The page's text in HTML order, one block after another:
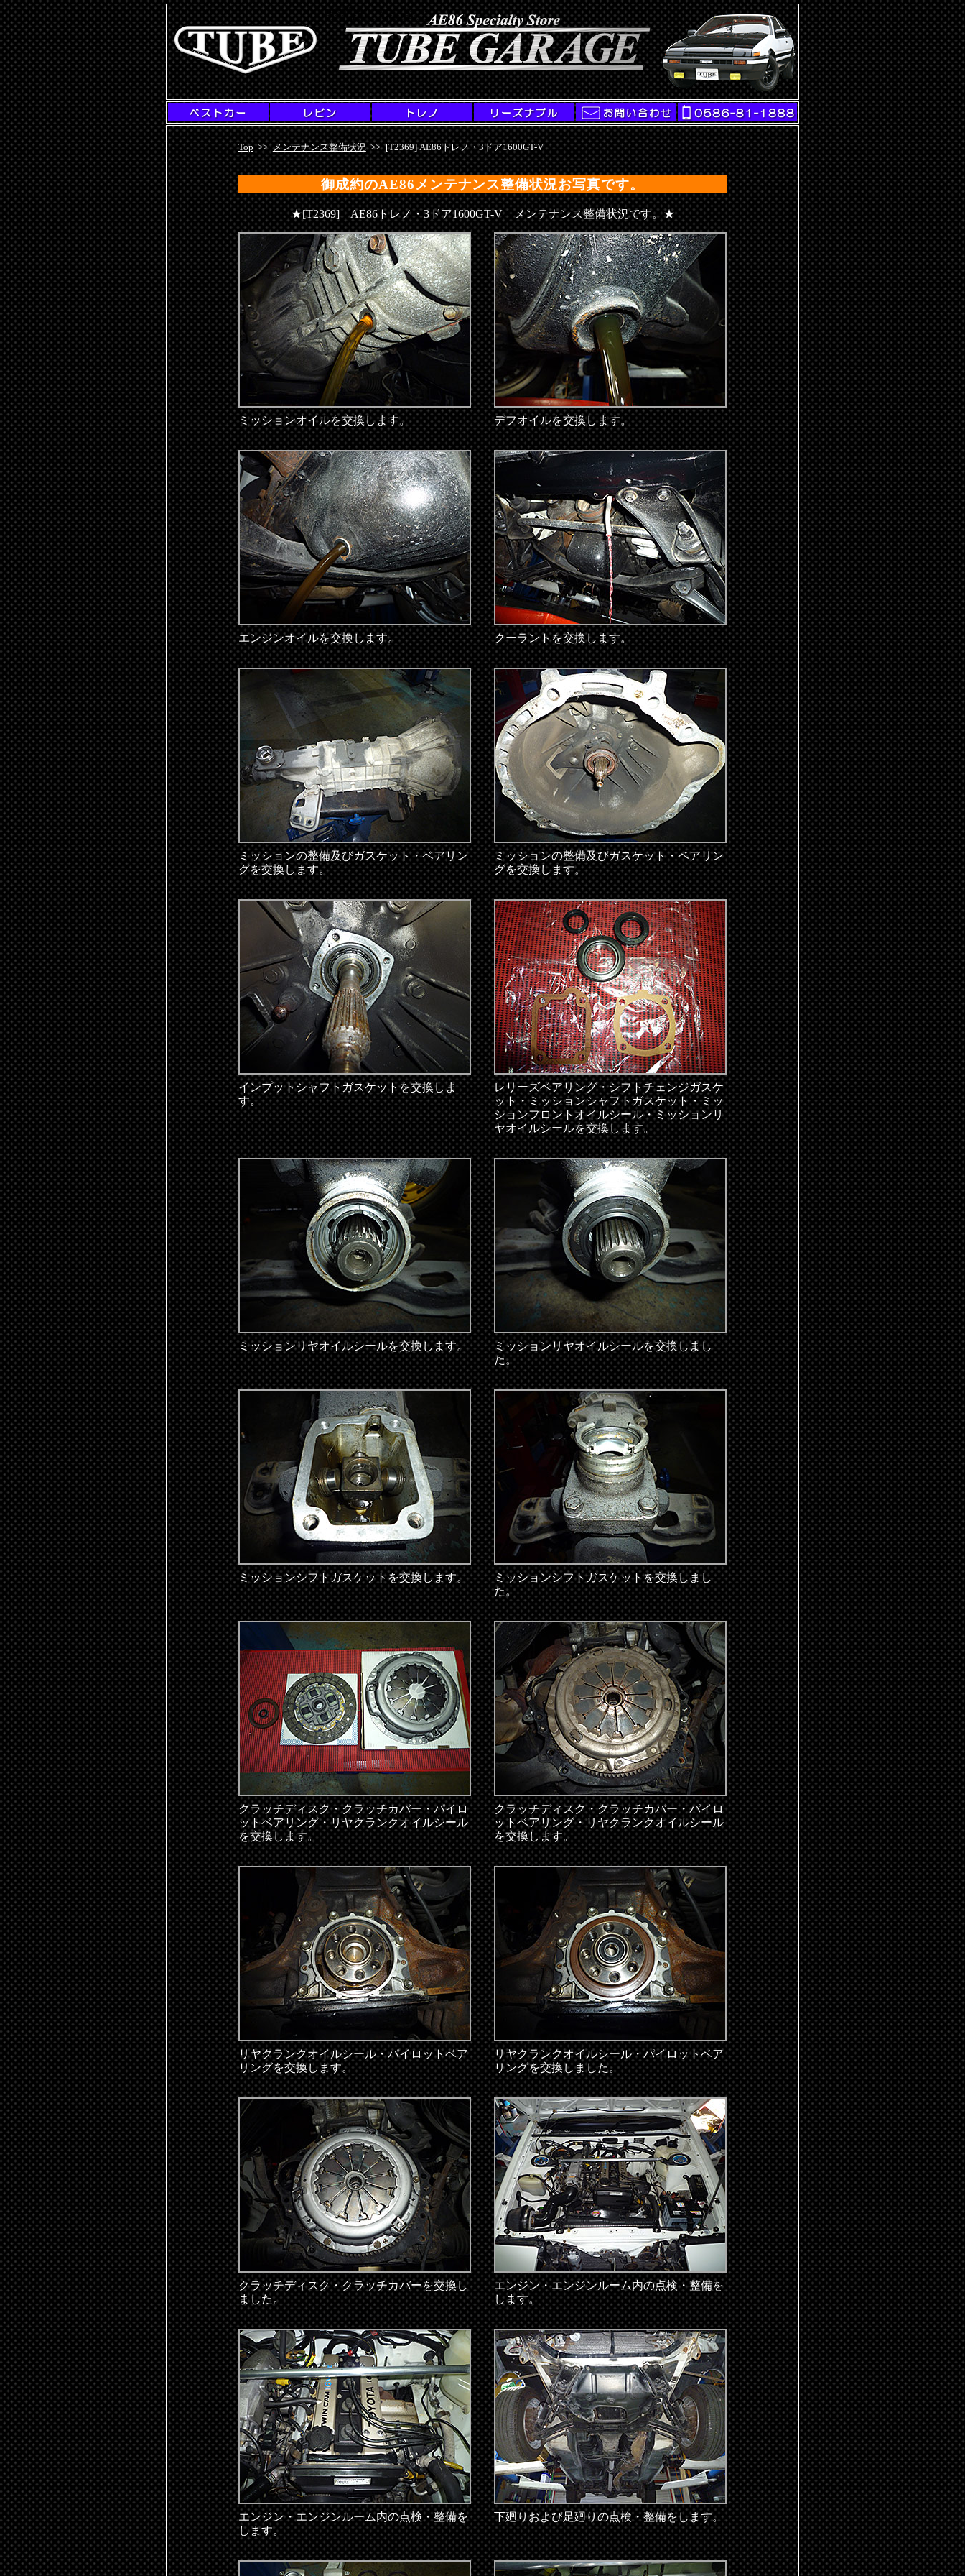
AE86専門店・チューブガレージ
[T2369]AE86トレノ1600GT-Vメンテナンス整備状況
Top >> メンテナンス整備状況 >> [T2369] AE86トレノ・3ドア1600GT-V
御成約のAE86メンテナンス整備状況お写真です。
★[T2369] AE86トレノ・3ドア1600GT-V メンテナンス整備状況です。★
ミッションオイルを交換します。 デフオイルを交換します。
エンジンオイルを交換します。 クーラントを交換します。
ミッションの整備及びガスケット・ベアリン
グを交換します。
ミッションの整備及びガスケット・ベアリン
グを交換します。
インプットシャフトガスケットを交換しま
す。
レリーズベアリング・シフトチェンジガスケ
ット・ミッションシャフトガスケット・ミッ
ションフロントオイルシール・ミッションリ
ヤオイルシールを交換します。
ミッションリヤオイルシールを交換します。
ミッションリヤオイルシールを交換しまし
た。
ミッションシフトガスケットを交換します。
ミッションシフトガスケットを交換しまし
た。
クラッチディスク・クラッチカバー・パイロ
ットベアリング・リヤクランクオイルシール
を交換します。
クラッチディスク・クラッチカバー・パイロ
ットベアリング・リヤクランクオイルシール
を交換します。
リヤクランクオイルシール・パイロットベア
リングを交換します。
リヤクランクオイルシール・パイロットベア
リングを交換しました。
クラッチディスク・クラッチカバーを交換し
ました。
エンジン・エンジンルーム内の点検・整備を
します。
エンジン・エンジンルーム内の点検・整備を
します。
下廻りおよび足廻りの点検・整備をします。